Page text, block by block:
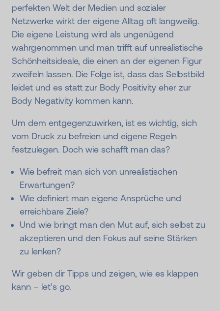
perfekten Welt der Medien und sozialer
Netzwerke wirkt der eigene Alltag oft langweilig.
Die eigene Leistung wird als ungenügend
wahrgenommen und man trifft auf unrealistische
Schönheitsideale, die einen an der eigenen Figur
zweifeln lassen. Die Folge ist, dass das Selbstbild
leidet und es statt zur Body Positivity eher zur
Body Negativity kommen kann.
Um dem entgegenzuwirken, ist es wichtig, sich
vom Druck zu befreien und eigene Regeln
festzulegen. Doch wie schafft man das?
Wie befreit man sich von unrealistischen
Erwartungen?
Wie definiert man eigene Ansprüche und
erreichbare Ziele?
Und wie bringt man den Mut auf, sich selbst zu
akzeptieren und den Fokus auf seine Stärken
zu lenken?
Wir geben dir Tipps und zeigen, wie es klappen
kann – let’s go.